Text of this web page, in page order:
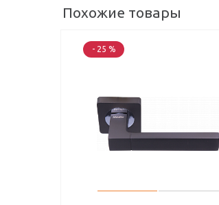
Похожие товары
- 25 %